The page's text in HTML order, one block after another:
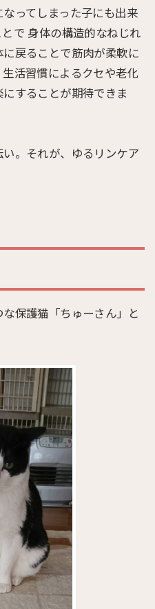
ってしまった子にも出来
で 身体の構造的なねじれ
戻ることで筋肉が柔軟に
活習慣によるクセや老化
することが期待できま
。それが、ゆるリンケア
保護猫「ちゅーさん」と